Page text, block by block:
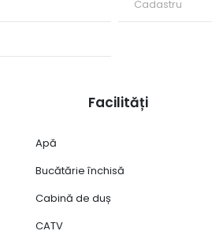
Cadastru
Facilități
Apă
Bucătărie închisă
Cabină de duș
CATV